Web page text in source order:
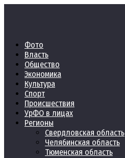
Фото
Власть
Общество
Экономика
Культура
Спорт
Происшествия
УрФО в лицах
Регионы
Свердловская область
Челябинская область
Тюменская область